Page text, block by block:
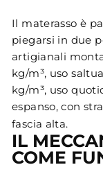
Il materasso è
piegarsi in due
artigianali
kg/m³, uso
kg/m³, uso
espanso, con
fascia alta.
IL
COME